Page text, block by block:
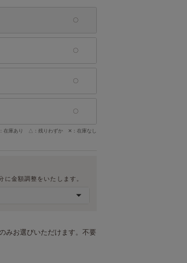
金額調整をいたします。
みお選びいただけます。不要
在庫あり △：残りわずか ✕：在庫なし